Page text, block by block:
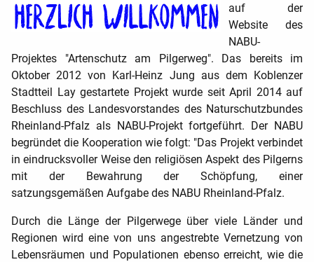
auf der
Website des
NABU-
Projektes "Artenschutz am Pilgerweg". Das bereits im
Oktober 2012 von Karl-Heinz Jung aus dem Koblenzer
Stadtteil Lay gestartete Projekt wurde seit April 2014 auf
Beschluss des Landesvorstandes des Naturschutzbundes
Rheinland-Pfalz als NABU-Projekt fortgeführt. Der NABU
begründet die Kooperation wie folgt: "Das Projekt verbindet
in eindrucksvoller Weise den religiösen Aspekt des Pilgerns
mit der Bewahrung der Schöpfung, einer
satzungsgemäßen Aufgabe des NABU Rheinland-Pfalz.
Durch die Länge der Pilgerwege über viele Länder und
Regionen wird eine von uns angestrebte Vernetzung von
Lebensräumen und Populationen ebenso erreicht, wie die